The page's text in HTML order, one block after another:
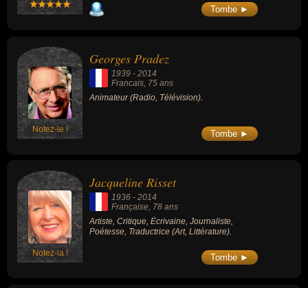
Tombe ►
Notez-le !
Georges Pradez
1939 - 2014
Francais, 75 ans
Animateur (Radio, Télévision).
Tombe ►
Notez-la !
Jacqueline Risset
1936 - 2014
Française, 78 ans
Artiste, Critique, Écrivaine, Journaliste,
Poétesse, Traductrice (Art, Littérature).
Tombe ►